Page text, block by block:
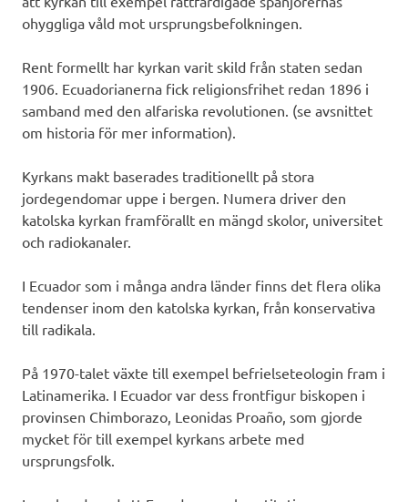
ohyggliga våld mot ursprungsbefolkningen.
Rent formellt har kyrkan varit skild från staten sedan
1906. Ecuadorianerna fick religionsfrihet redan 1896 i
samband med den alfariska revolutionen. (se avsnittet
om historia för mer information).
Kyrkans makt baserades traditionellt på stora
jordegendomar uppe i bergen. Numera driver den
katolska kyrkan framförallt en mängd skolor, universitet
och radiokanaler.
I Ecuador som i många andra länder finns det flera olika
tendenser inom den katolska kyrkan, från konservativa
till radikala.
På 1970-talet växte till exempel befrielseteologin fram i
Latinamerika. I Ecuador var dess frontfigur biskopen i
provinsen Chimborazo, Leonidas Proaño, som gjorde
mycket för till exempel kyrkans arbete med
ursprungsfolk.